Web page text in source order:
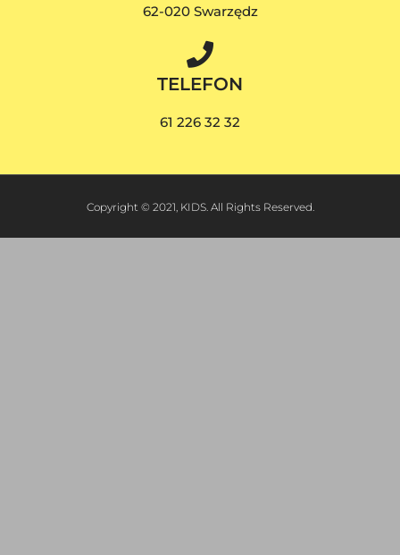
62-020 Swarzędz
TELEFON
61 226 32 32
Copyright © 2021, KIDS. All Rights Reserved.